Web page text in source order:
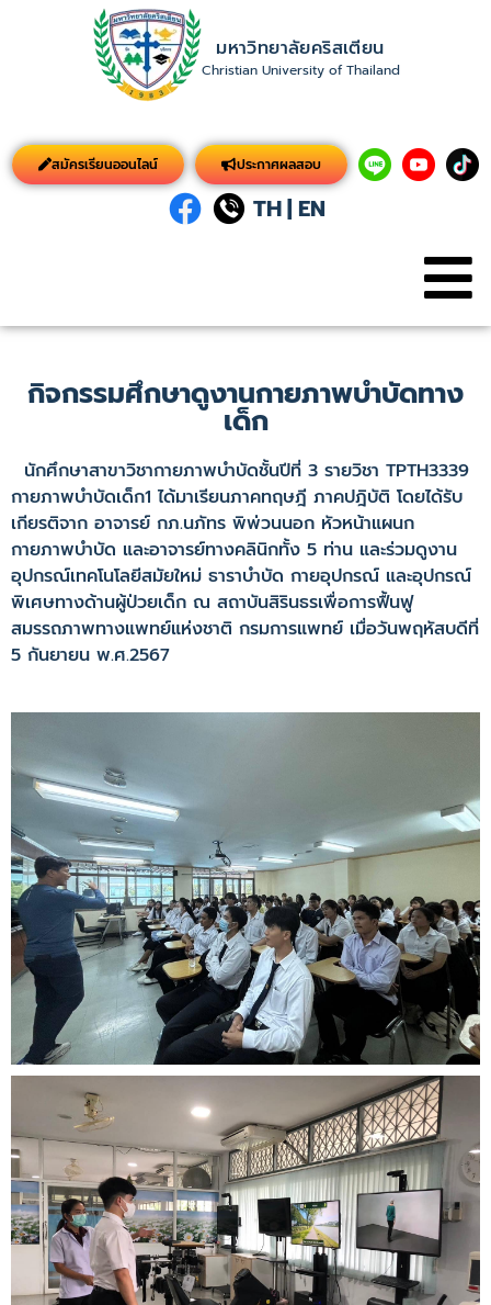
มหาวิทยาลัยคริสเตียน
Christian University of Thailand
สมัครเรียนออนไลน์ ประกาศผลสอบ
TH| EN
กิจกรรมศึกษาดูงานกายภาพบำบัดทาง
เด็ก
นักศึกษา​สาขาวิชากายภาพบำบัดชั้นปีที่ 3 รายวิชา TPTH3339
กายภาพบำบัดเด็ก1 ได้มาเรียนภาคทฤษฎี ภาคปฎิบัติ โดยได้รับ
เกียรติจาก อาจารย์ กภ.นภัทร พิพ่วนนอก หัวหน้าแผนก
กายภาพบำบัด และอาจารย์ทางคลินิกทั้ง 5 ท่าน และร่วมดูงาน
อุปกรณ์เทคโนโลยีสมัยใหม่ ธาราบำบัด กายอุปกรณ์ และอุปกรณ์
พิเศษทางด้านผู้ป่วยเด็ก ณ สถาบันสิรินธรเพื่อการฟื้นฟู
สมรรถภาพทางแพทย์แห่งชาติ กรมการแพทย์ เมื่อวันพฤหัสบดีที่
5 กันยายน พ.ศ.2567